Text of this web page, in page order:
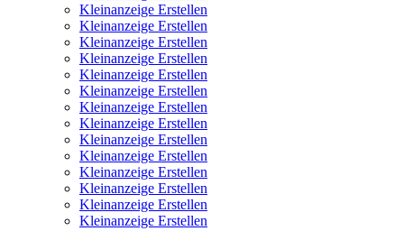
Kleinanzeige Erstellen
Kleinanzeige Erstellen
Kleinanzeige Erstellen
Kleinanzeige Erstellen
Kleinanzeige Erstellen
Kleinanzeige Erstellen
Kleinanzeige Erstellen
Kleinanzeige Erstellen
Kleinanzeige Erstellen
Kleinanzeige Erstellen
Kleinanzeige Erstellen
Kleinanzeige Erstellen
Kleinanzeige Erstellen
Kleinanzeige Erstellen